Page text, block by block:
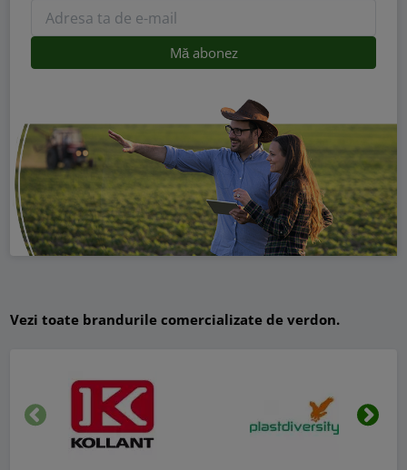
Vezi toate brandurile comercializate de verdon.
Inapoi